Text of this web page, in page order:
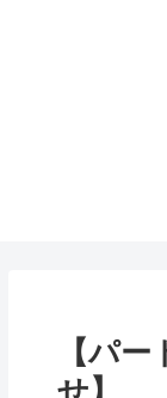
【パ
せ】